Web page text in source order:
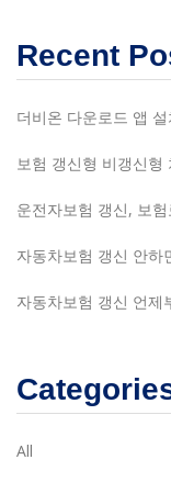
Recent
더비온 다운로드 앱
보험 갱신형 비갱신형
운전자보험 갱신, 보
자동차보험 갱신 안하
자동차보험 갱신 언제
All